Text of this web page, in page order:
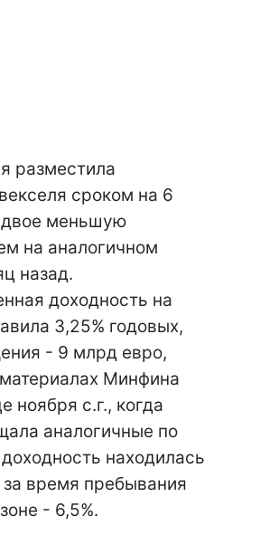
разместила
сроком на 6
меньшую
на аналогичном
назад.
доходность на
3,25% годовых,
- 9 млрд евро,
Минфина
ноября с.г., когда
аналогичные по
находилась
время пребывания
- 6,5%.